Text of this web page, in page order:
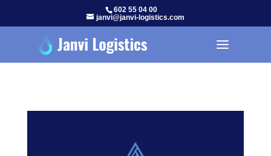
602 55 04 00
janvi@janvi-logistics.com